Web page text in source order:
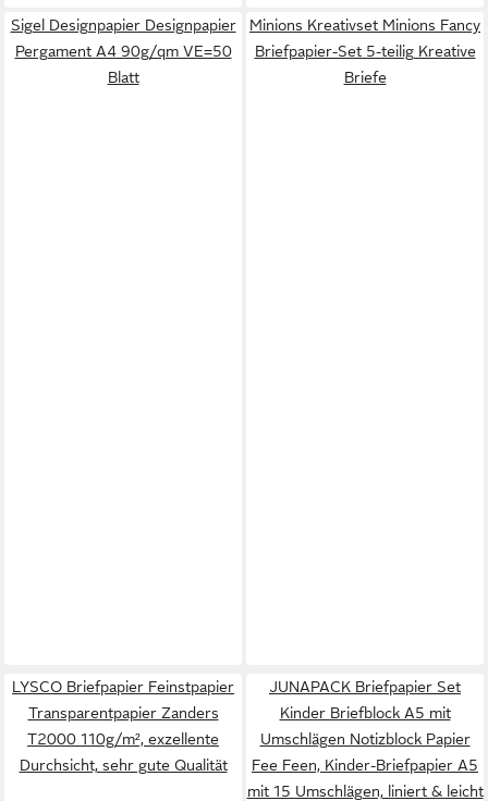
Sigel Designpapier Designpapier
Pergament A4 90g/qm VE=50
Blatt
Minions Kreativset Minions Fancy
Briefpapier-Set 5-teilig Kreative
Briefe
LYSCO Briefpapier Feinstpapier
Transparentpapier Zanders
T2000 110g/m², exzellente
Durchsicht, sehr gute Qualität
JUNAPACK Briefpapier Set
Kinder Briefblock A5 mit
Umschlägen Notizblock Papier
Fee Feen, Kinder-Briefpapier A5
mit 15 Umschlägen, liniert & leicht